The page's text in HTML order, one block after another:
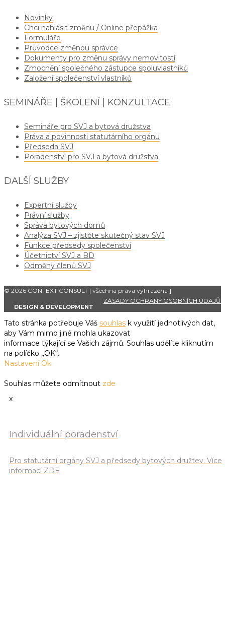
Novinky
Chci nahlásit změnu / Online přepážka
Formuláře
Průvodce změnou správce
Dokumenty pro změnu správy nemovitostí
Zmocnění společného zástupce spoluvlastníků
Založení společenství vlastníků
SEMINÁŘE | ŠKOLENÍ | KONZULTACE
Semináře pro SVJ a bytová družstva
Práva a povinnosti statutárního orgánu
Předseda SVJ
Poradenství pro SVJ a bytová družstva
DALŠÍ SLUŽBY
Expertní služby
Právní služby
Správa bytových domů
Analýza SVJ – zjistěte skutečný stav SVJ
Funkce předsedy společenství
Účetnictví SVJ a BD
Odměny členů SVJ
© 2026 CONTEXT CONSULT | všechna práva vyhrazena
ZÁSADY OCHRANY OSOBNÍCH ÚDAJŮ
]
DESIGN & DEVELOPMENT
Tato stránka potřebuje Váš souhlas k využití jednotlivých dat,
aby Vám mimo jiné mohla ukazovat
informace týkající se Vašich zájmů. Souhlas udělíte kliknutím
na políčko „OK“.
Nastavení Ok
Souhlas můžete odmítnout zde
x
Individuální poradenství
Pro statutární orgány SVJ a předsedy bytových družtev. Více
informací ZDE